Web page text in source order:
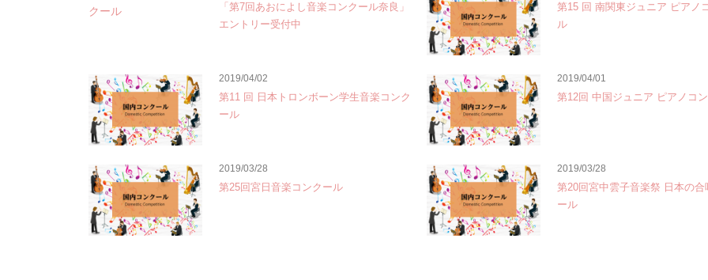
「第7回あおによし音楽コンクール奈良」
エントリー受付中
第15 回 南関東ジュニア ピアノ
ル
2019/04/02
第11 回 日本トロンボーン学生音楽コンク
ール
2019/04/01
第12回 中国ジュニア ピアノコ
2019/03/28
第25回宮日音楽コンクール
2019/03/28
第20回宮中雲子音楽祭 日本の合
ール